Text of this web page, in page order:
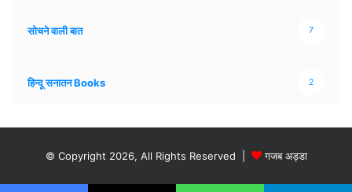
सोचने वाली बात 7
हिन्दू सनातन Books 2
© Copyright 2026, All Rights Reserved | गजब अड्डा